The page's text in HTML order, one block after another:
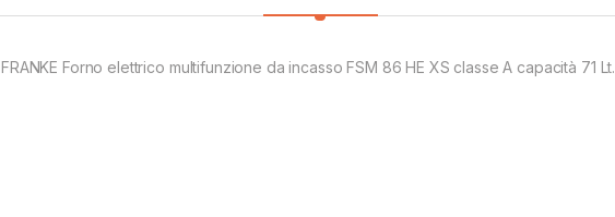
FRANKE Forno elettrico multifunzione da incasso FSM 86 HE XS classe A capacità 71 Lt.